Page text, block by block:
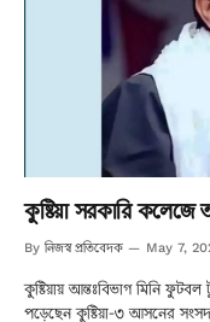
কুষ্টিয়া সরকারি কলেজে
By নিজস্ব প্রতিবেদক May 7,
কুষ্টিয়ায় আন্তঃবিভাগ মিনি
পড়েছেন কুষ্টিয়া-৩ আসনের